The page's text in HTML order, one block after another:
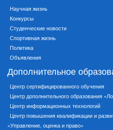
Научная жизнь
Конкурсы
Студенческие новости
Спортивная жизнь
Политика
Объявления
Дополнительное
Центр сертифицированного обучения
Центр дополнительного образования
Центр информационных технологий
Центр повышения квалификации и
«Управление, оценка и право»